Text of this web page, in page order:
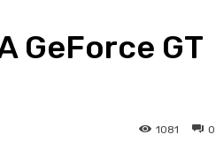
GeForce GT
0
1081